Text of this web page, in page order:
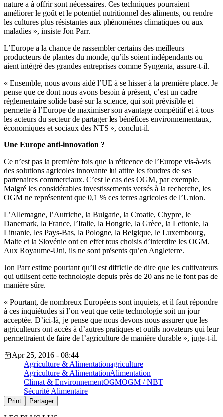
nature a à offrir sont nécessaires. Ces techniques pourraient
améliorer le goût et le potentiel nutritionnel des aliments, ou rendre
les cultures plus résistantes aux phénomènes climatiques ou aux
maladies », insiste Jon Parr.
L’Europe a la chance de rassembler certains des meilleurs
producteurs de plantes du monde, qu’ils soient indépendants ou
aient intégré des grandes entreprises comme Syngenta, assure-t-il.
« Ensemble, nous avons aidé l’UE à se hisser à la première place. Je
pense que ce dont nous avons besoin à présent, c’est un cadre
réglementaire solide basé sur la science, qui soit prévisible et
permette à l’Europe de maximiser son avantage compétitif et à tous
les acteurs du secteur de partager les bénéfices environnementaux,
économiques et sociaux des NTS », conclut-il.
Une Europe anti-innovation ?
Ce n’est pas la première fois que la réticence de l’Europe vis-à-vis
des solutions agricoles innovante lui attire les foudres de ses
partenaires commerciaux. C’est le cas des OGM, par exemple.
Malgré les considérables investissements versés à la recherche, les
OGM ne représentent que 0,1 % des terres agricoles de l’Union.
L’Allemagne, l’Autriche, la Bulgarie, la Croatie, Chypre, le
Danemark, la France, l’Italie, la Hongrie, la Grèce, la Lettonie, la
Lituanie, les Pays-Bas, la Pologne, la Belgique, le Luxembourg,
Malte et la Slovénie ont en effet tous choisis d’interdire les OGM.
Aux Royaume-Uni, ils ne sont présents qu’en Angleterre.
Jon Parr estime pourtant qu’il est difficile de dire que les cultivateurs
qui utilisent cette technologie depuis près de 20 ans ne le font pas de
manière sûre.
« Pourtant, de nombreux Européens sont inquiets, et il faut répondre
à ces inquiétudes si l’on veut que cette technologie soit un jour
acceptée. D’ici-là, je pense que nous devons nous assurer que les
agriculteurs ont accès à d’autres pratiques et outils novateurs qui leur
permettraient de faire de l’agriculture de manière durable », juge-t-il.
Apr 25, 2016 - 08:44
Agriculture & Alimentationagriculture
Agriculture & AlimentationAlimentation
Climat & EnvironnementOGMOGM / NBT
Sécurité Alimentaire
Print Partager